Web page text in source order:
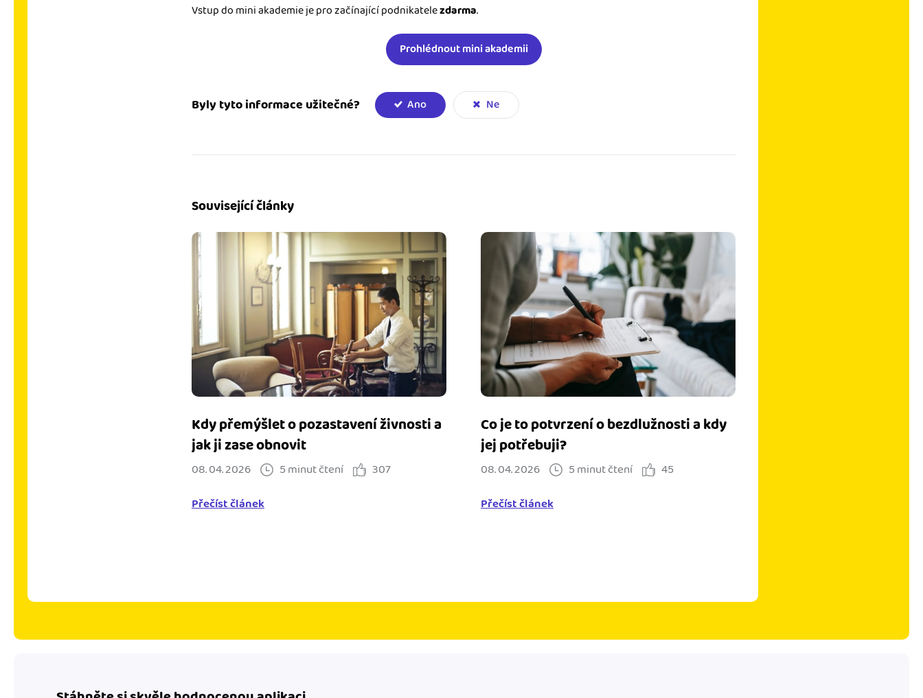
Vstup do mini akademie je pro začínající podnikatelezdarma.
Prohlédnout mini akademii
Byly tyto informace užitečné? Ano Ne
Související články
Kdy přemýšlet o pozastavení živnosti a
jak ji zase obnovit
08. 04. 2026 5 minut čtení
307
Přečíst článek
Co je to potvrzení o bezdlužnosti a kdy
jej potřebuji?
08. 04. 2026 5 minut čtení
45
Přečíst článek